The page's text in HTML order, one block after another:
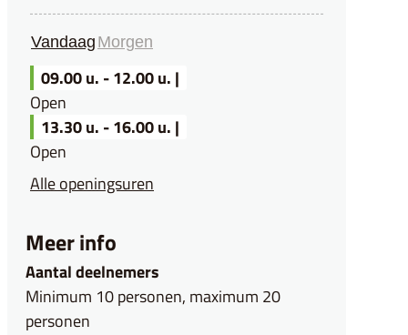
Vandaag Morgen
09.00 u. -12.00 u. |
Open
13.30 u. -16.00 u. |
Open
Alle openingsuren
Meer info
Aantal deelnemers
Minimum 10 personen, maximum 20
personen